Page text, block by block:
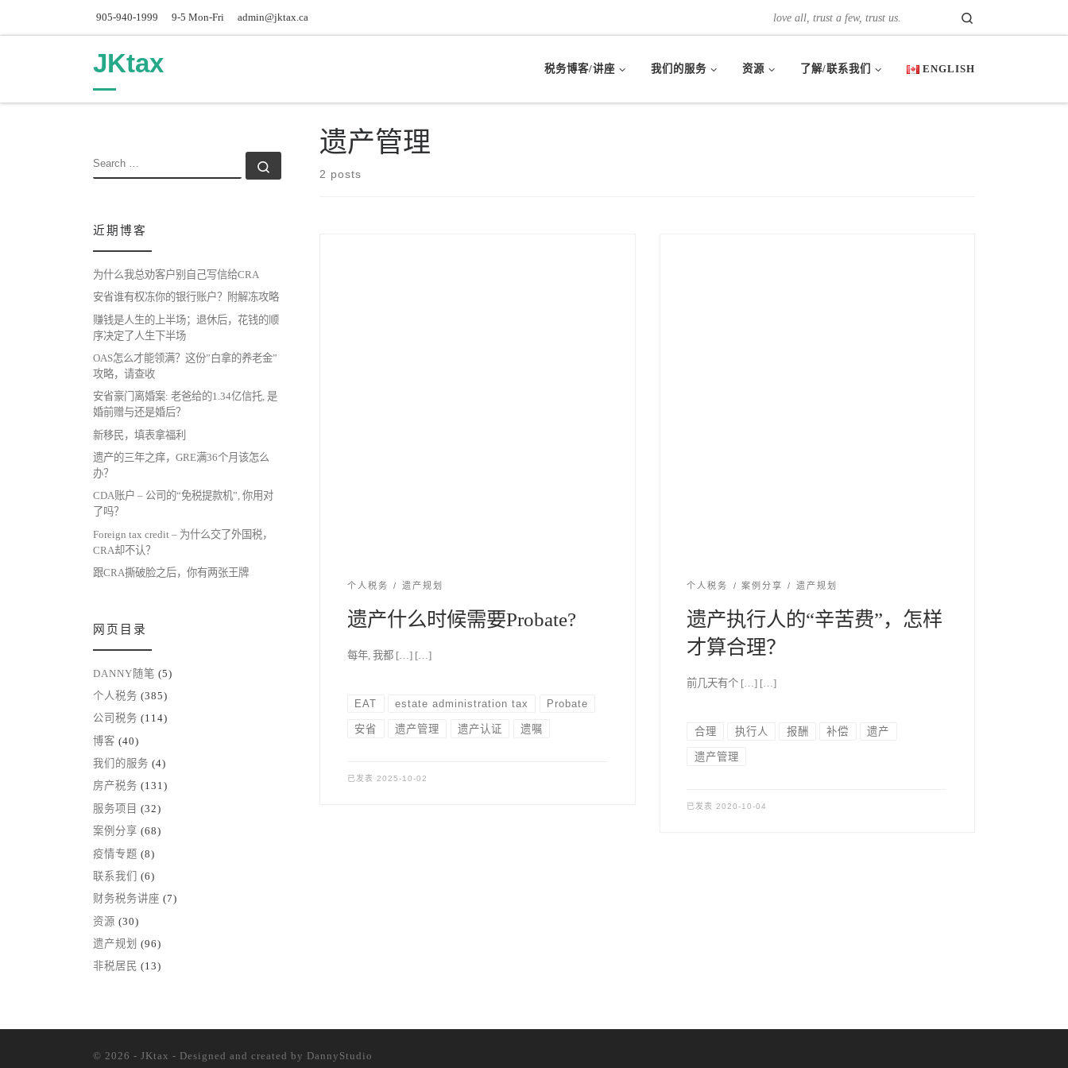
905-940-1999 9-5 Mon-Fri admin@jktax.ca love all, trust a few, trust us.
JKtax 税务博客/讲座 我们的服务 资源 了解/联系我们 ENGLISH
遗产管理
2 posts
个人税务 遗产规划
遗产什么时候需要Probate?
每年, 我都 […] […]
EAT estate administration tax Probate
安省 遗产管理 遗产认证 遗嘱
已发表 2025-10-02
个人税务 案例分享 遗产规划
遗产执行人的“辛苦费”，怎样
才算合理？
前几天有个 […] […]
合理 执行人 报酬 补偿 遗产
遗产管理
已发表2020-10-04
SEARCH
近期博客
为什么我总劝客户别自己写信给CRA
安省谁有权冻你的银行账户？附解冻攻略
赚钱是人生的上半场；退休后，花钱的顺
序决定了人生下半场
OAS怎么才能领满？这份”白拿的养老金”
攻略，请查收
安省豪门离婚案: 老爸给的1.34亿信托, 是
婚前赠与还是婚后？
新移民，填表拿福利
遗产的三年之痒，GRE满36个月该怎么
办？
CDA账户 – 公司的“免税提款机”, 你用对
了吗？
Foreign tax credit – 为什么交了外国税，
CRA却不认？
跟CRA撕破脸之后，你有两张王牌
网页目录
DANNY随笔 (5)
个人税务 (385)
公司税务 (114)
博客 (40)
我们的服务 (4)
房产税务 (131)
服务项目 (32)
案例分享 (68)
疫情专题 (8)
联系我们
(6)
财务税务讲座 (7)
资源 (30)
遗产规划 (96)
非税居民 (13)
© 2026 - JKtax - Designed and created by DannyStudio